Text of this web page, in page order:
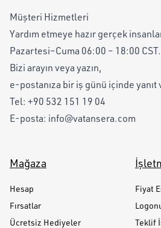
Müşteri Hizmetleri
Yardım etmeye hazır gerçek
Pazartesi–Cuma 06:00 – 18:00 CST.
Bizi arayın veya yazın,
e-postanıza bir iş günü içinde yanıt
Tel: +90 532 151 19 04
E-posta: info@vatansera.com
Mağaza
Hesap
Fırsatlar
Ücretsiz Hediyeler
Fiyat
Teklif